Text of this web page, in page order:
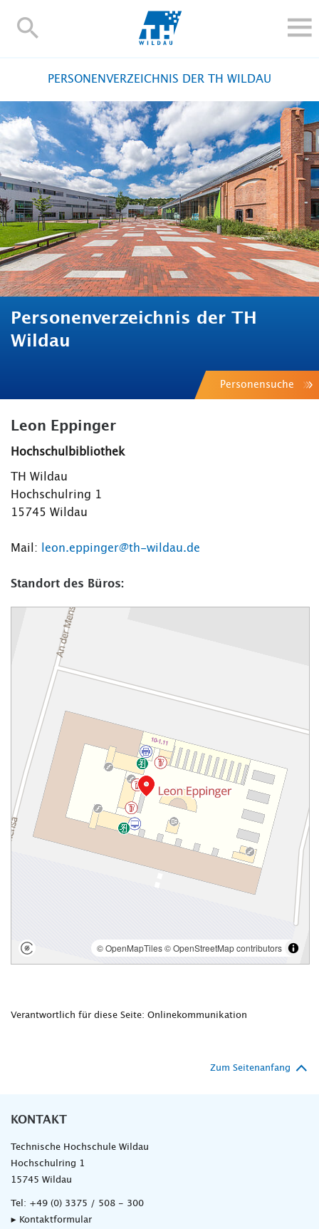
TH-
FORSCHUNG UND TRANSFER
ALUMNI
HOCHSCHULE
INTERNATIONAL
BESCHÄFTIGTE
Blogs Kontakt und Anfahrt Webmail Moodle
TH Online-Portal Personensuche English
PERSONENVERZEICHNIS DER TH WILDAU
Personenverzeichnis der TH
Wildau
Personensuche
Leon Eppinger
Hochschulbibliothek
TH Wildau
Hochschulring 1
15745 Wildau
Mail: leon.eppinger@th-wildau.de
Standort des Büros:
Verantwortlich für diese Seite: Onlinekommunikation
Zum Seitenanfang
KONTAKT
Technische Hochschule Wildau
Hochschulring 1
15745 Wildau
Tel: +49 (0) 3375 / 508 - 300
▸ Kontaktformular